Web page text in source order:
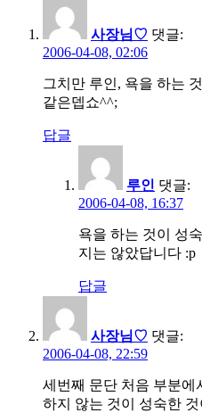
사장님♡ 댓글:
2006-04-08, 02:06
그치만 루인, 욕을 하는
같은뎁쇼^^;
답글
루인 댓글:
2006-04-08, 16:37
욕을 하는 것이 성
지는 않았답니다 :p
답글
사장님♡ 댓글:
2006-04-08, 22:59
세번째 문단 처음 부분에
하지 않는 것이 성숙한